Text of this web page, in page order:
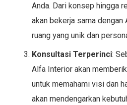
Anda. Dari konsep hingga
akan bekerja sama dengan
ruang yang unik dan
Konsultasi Terperinci:
Alfa Interior akan
untuk memahami visi dan
akan mendengarkan